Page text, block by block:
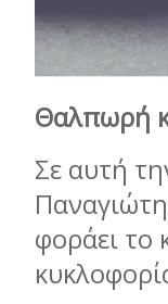
Θαλπωρή
Σε αυτή
φοράει το